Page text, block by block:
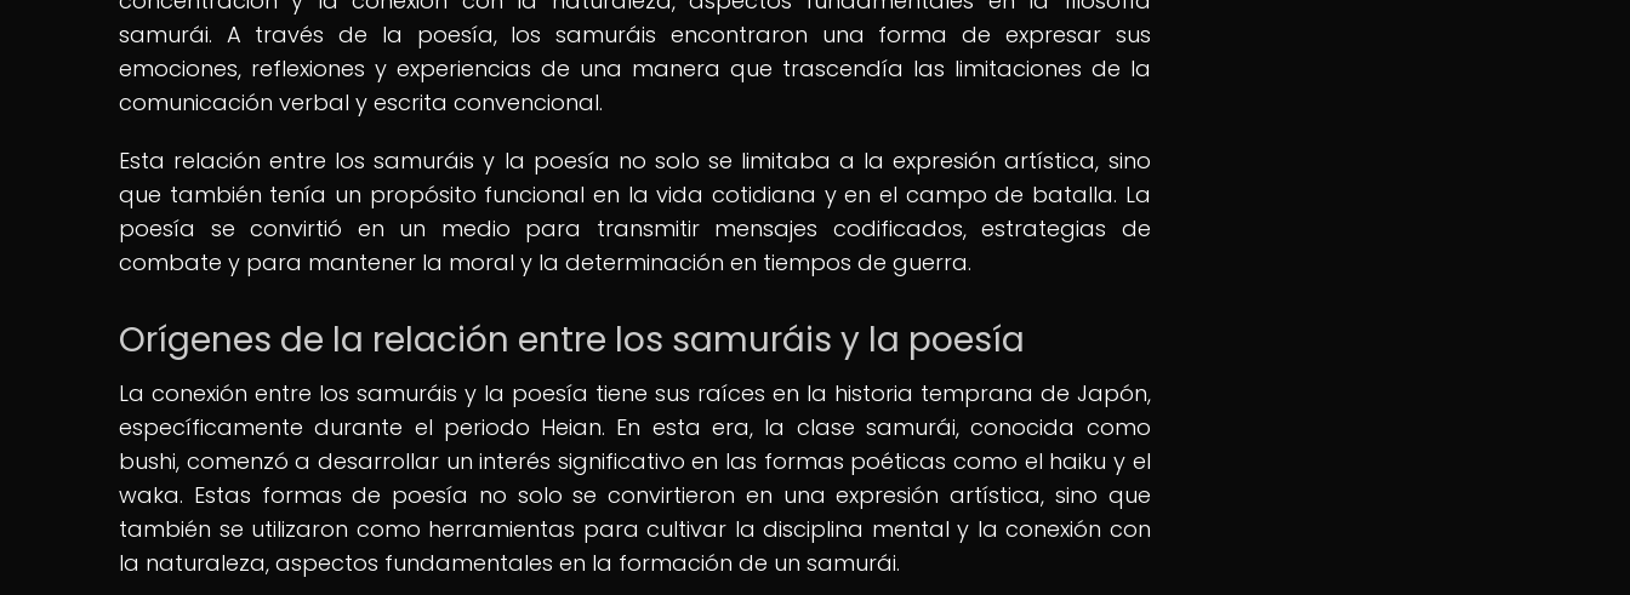
samurái. A través de la poesía, los samuráis encontraron una forma de expresar sus
emociones, reflexiones y experiencias de una manera que trascendía las limitaciones de la
comunicación verbal y escrita convencional.
Esta relación entre los samuráis y la poesía no solo se limitaba a la expresión artística, sino
que también tenía un propósito funcional en la vida cotidiana y en el campo de batalla. La
poesía se convirtió en un medio para transmitir mensajes codificados, estrategias de
combate y para mantener la moral y la determinación en tiempos de guerra.
Orígenes de la relación entre los samuráis y la poesía
La conexión entre los samuráis y la poesía tiene sus raíces en la historia temprana de Japón,
específicamente durante el periodo Heian. En esta era, la clase samurái, conocida como
bushi, comenzó a desarrollar un interés significativo en las formas poéticas como el haiku y el
waka. Estas formas de poesía no solo se convirtieron en una expresión artística, sino que
también se utilizaron como herramientas para cultivar la disciplina mental y la conexión con
la naturaleza, aspectos fundamentales en la formación de un samurái.